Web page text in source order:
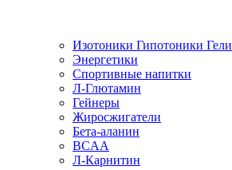
Изотоники Гипотоники Гели
Энергетики
Спортивные напитки
Л-Глютамин
Гейнеры
Жиросжигатели
Бета-аланин
BCAA
Л-Карнитин